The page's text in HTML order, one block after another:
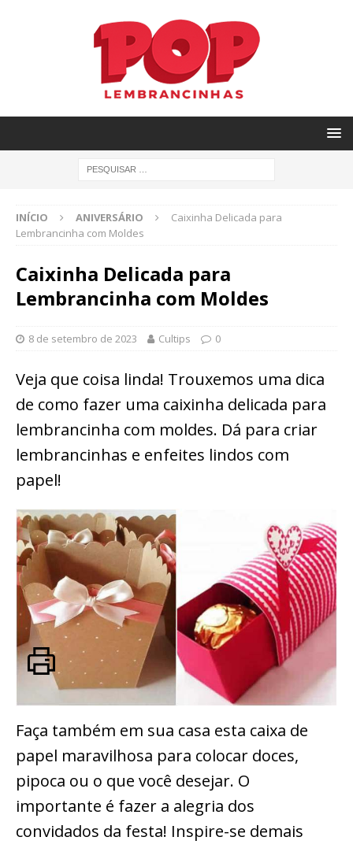
INÍCIO ANIVERSÁRIO
Caixinha Delicada para
Lembrancinha com Moldes
Caixinha Delicada para
Lembrancinha com Moldes
8 de setembro de 2023 Cultips 0
Veja que coisa linda! Trouxemos uma dica
de como fazer uma caixinha delicada para
lembrancinha com moldes. Dá para criar
lembrancinhas e enfeites lindos com
papel!
Faça também em sua casa esta caixa de
papel maravilhosa para colocar doces,
pipoca ou o que você desejar. O
importante é fazer a alegria dos
convidados da festa! Inspire-se demais